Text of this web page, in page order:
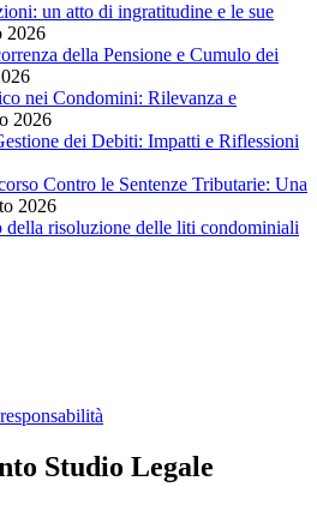
un atto di ingratitudine e le sue
2026
della Pensione e Cumulo dei
nei Condomini: Rilevanza e
2026
dei Debiti: Impatti e Riflessioni
Contro le Sentenze Tributarie: Una
2026
della risoluzione delle liti condominiali
Studio Legale